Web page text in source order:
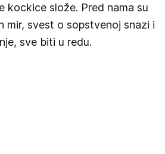
kockice slože. Pred nama su
mir, svest o sopstvenoj snazi i
sve biti u redu.